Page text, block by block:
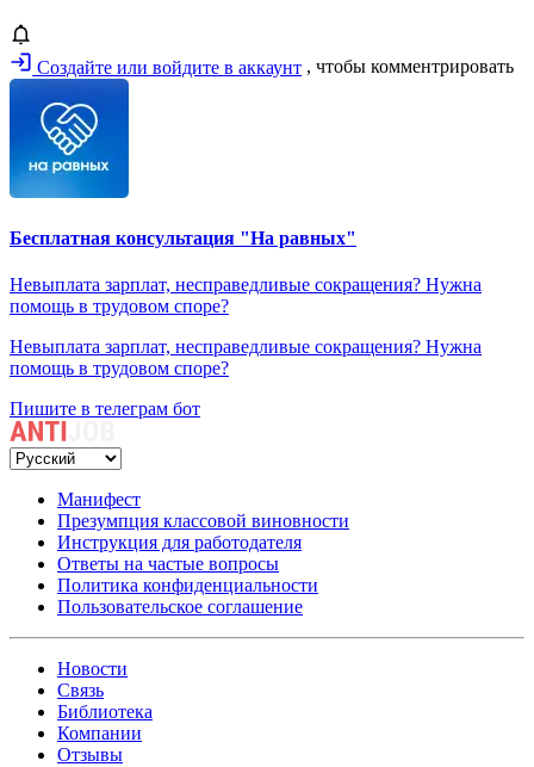
Создайте или войдите в аккаунт , чтобы комментрировать
Бесплатная консультация "На равных"
Невыплата зарплат, несправедливые сокращения? Нужна
помощь в трудовом споре?
Невыплата зарплат, несправедливые сокращения? Нужна
помощь в трудовом споре?
Пишите в телеграм бот
Манифест
Презумпция классовой виновности
Инструкция для работодателя
Ответы на частые вопросы
Политика конфиденциальности
Пользовательское соглашение
Новости
Связь
Библиотека
Компании
Отзывы